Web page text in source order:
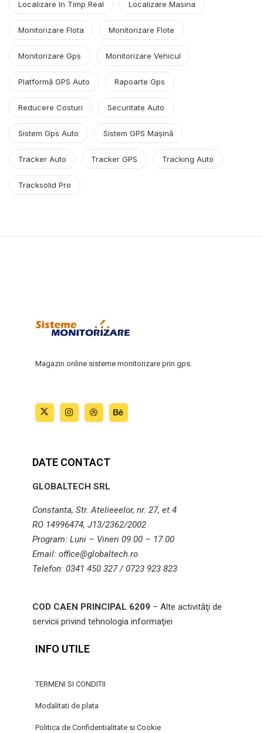
Localizare In Timp Real Localizare Masina
Monitorizare Flota Monitorizare Flote
Monitorizare Gps Monitorizare Vehicul
Platformă GPS Auto Rapoarte Gps
Reducere Costuri Securitate Auto
Sistem Gps Auto Sistem GPS Mașină
Tracker Auto Tracker GPS Tracking Auto
Tracksolid Pro
Magazin online sisteme monitorizare prin gps.
DATE CONTACT
GLOBALTECH SRL
Constanta, Str. Atelieeelor, nr. 27, et.4
RO 14996474, J13/2362/2002
Program: Luni – Vineri 09.00 – 17.00
Email: office@globaltech.ro
Telefon: 0341 450 327 / 0723 923 823
COD CAEN PRINCIPAL 6209 – Alte activităţi de
servicii privind tehnologia informaţiei
INFO UTILE
TERMENI SI CONDITII
Modalitati de plata
Politica de Confidentialitate si Cookie